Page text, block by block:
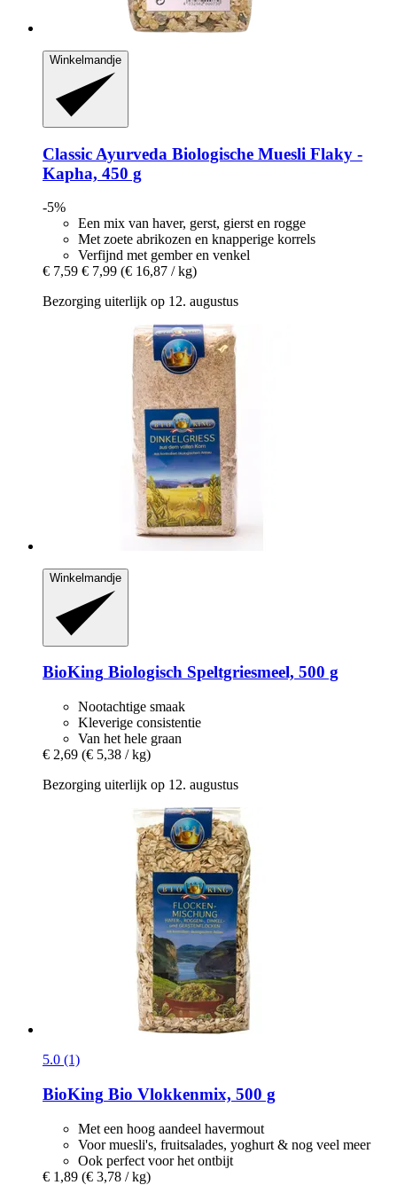
Winkelmandje
Classic Ayurveda Biologische Muesli Flaky -​
Kapha, 450 g
-5%
Een mix van haver, gerst, gierst en rogge
Met zoete abrikozen en knapperige korrels
Verfijnd met gember en venkel
€ 7,59 € 7,99 (€ 16,87 / kg)
Bezorging uiterlijk op 12. augustus
Winkelmandje
BioKing Biologisch Speltgriesmeel, 500 g
Nootachtige smaak
Kleverige consistentie
Van het hele graan
€ 2,69 (€ 5,38 / kg)
Bezorging uiterlijk op 12. augustus
5.0 (1)
BioKing Bio Vlokkenmix, 500 g
Met een hoog aandeel havermout
Voor muesli's, fruitsalades, yoghurt & nog veel meer
Ook perfect voor het ontbijt
€ 1,89 (€ 3,78 / kg)